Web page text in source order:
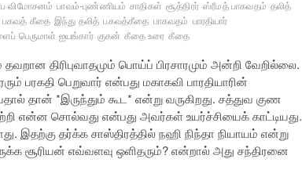
விமோசனம் பாவம்-புண்ணியம் சாதிகள் சூத்திரர் ஸ்ரீமத் பாகவதம் தலித்
பகவத் கீதை இந்து தலித் பகவத்கீதை பாகவதம் பாரதியார்
பெருமாள் ஐயங்கார் குகன் கீதை உரை கீதை
திரிபுவாதமும் பொய்ப் பிரசாரமும் அன்றி வேறில்லை.
பரகதி பெறுவார் என்பது மகாகவி பாரதியாரின்
தான் *இருந்தும் கூட* என்று வருகிறது. சத்துவ குண
என்ன சொல்வது என்பது அவர்கள் உயர்ச்சியைக் காட்டியது.
இதற்கு தர்க்க சாஸ்திரத்தில் நஹி நிந்தா நியாயம் என்று
சூரியன் எவ்வளவு ஒளிதரும்? என்றால் அது சந்திரனை